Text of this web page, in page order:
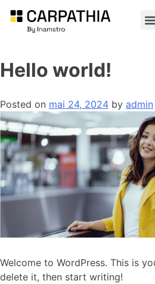
Hello world!
Posted on mai 24, 2024 by admin
Welcome to WordPress. This is
delete it, then start writing!